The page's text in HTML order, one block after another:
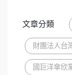
文章分類
財團法人台
國巨洋傘欣